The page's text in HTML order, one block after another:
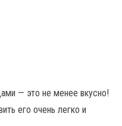
— это не менее вкусно!
его очень легко и